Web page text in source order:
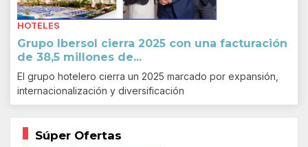
HOTELES
Grupo Ibersol cierra 2025 con una facturación
de 38,5 millones de...
El grupo hotelero cierra un 2025 marcado por expansión,
internacionalización y diversificación
Súper Ofertas